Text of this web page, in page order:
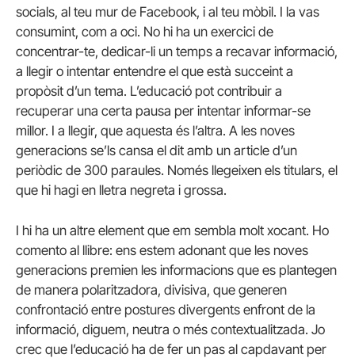
socials, al teu mur de Facebook, i al teu mòbil. I la vas
consumint, com a oci. No hi ha un exercici de
concentrar-te, dedicar-li un temps a recavar informació,
a llegir o intentar entendre el que està succeint a
propòsit d’un tema. L’educació pot contribuir a
recuperar una certa pausa per intentar informar-se
millor. I a llegir, que aquesta és l’altra. A les noves
generacions se’ls cansa el dit amb un article d’un
periòdic de 300 paraules. Només llegeixen els titulars, el
que hi hagi en lletra negreta i grossa.
I hi ha un altre element que em sembla molt xocant. Ho
comento al llibre: ens estem adonant que les noves
generacions premien les informacions que es plantegen
de manera polaritzadora, divisiva, que generen
confrontació entre postures divergents enfront de la
informació, diguem, neutra o més contextualitzada. Jo
crec que l’educació ha de fer un pas al capdavant per